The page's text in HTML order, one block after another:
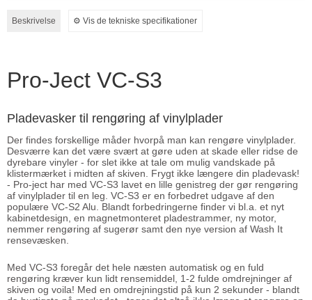
Beskrivelse ⚙︎ Vis de tekniske specifikationer
Pro-Ject VC-S3
Pladevasker til rengøring af vinylplader
Der findes forskellige måder hvorpå man kan rengøre vinylplader.
Desværre kan det være svært at gøre uden at skade eller ridse de
dyrebare vinyler - for slet ikke at tale om mulig vandskade på
klistermærket i midten af skiven. Frygt ikke længere din pladevask!
- Pro-ject har med VC-S3 lavet en lille genistreg der gør rengøring
af vinylplader til en leg. VC-S3 er en forbedret udgave af den
populære VC-S2 Alu. Blandt forbedringerne finder vi bl.a. et nyt
kabinetdesign, en magnetmonteret pladestrammer, ny motor,
nemmer rengøring af sugerør samt den nye version af Wash It
rensevæsken.
Med VC-S3 foregår det hele næsten automatisk og en fuld
rengøring kræver kun lidt rensemiddel, 1-2 fulde omdrejninger af
skiven og voila! Med en omdrejningstid på kun 2 sekunder - blandt